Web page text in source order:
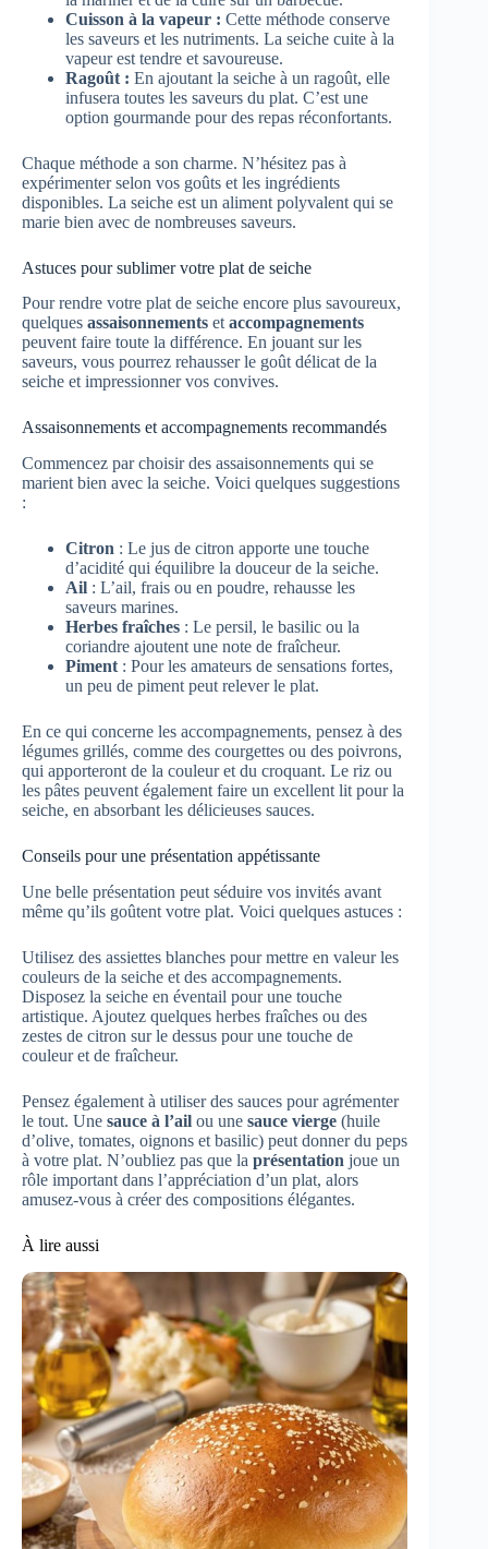
Cuisson à la vapeur : Cette méthode conserve
les saveurs et les nutriments. La seiche cuite à la
vapeur est tendre et savoureuse.
Ragoût : En ajoutant la seiche à un ragoût, elle
infusera toutes les saveurs du plat. C’est une
option gourmande pour des repas réconfortants.
Chaque méthode a son charme. N’hésitez pas à
expérimenter selon vos goûts et les ingrédients
disponibles. La seiche est un aliment polyvalent qui se
marie bien avec de nombreuses saveurs.
Astuces pour sublimer votre plat de seiche
Pour rendre votre plat de seiche encore plus savoureux,
quelques assaisonnements et accompagnements
peuvent faire toute la différence. En jouant sur les
saveurs, vous pourrez rehausser le goût délicat de la
seiche et impressionner vos convives.
Assaisonnements et accompagnements recommandés
Commencez par choisir des assaisonnements qui se
marient bien avec la seiche. Voici quelques suggestions
:
Citron : Le jus de citron apporte une touche
d’acidité qui équilibre la douceur de la seiche.
Ail : L’ail, frais ou en poudre, rehausse les
saveurs marines.
Herbes fraîches : Le persil, le basilic ou la
coriandre ajoutent une note de fraîcheur.
Piment : Pour les amateurs de sensations fortes,
un peu de piment peut relever le plat.
En ce qui concerne les accompagnements, pensez à des
légumes grillés, comme des courgettes ou des poivrons,
qui apporteront de la couleur et du croquant. Le riz ou
les pâtes peuvent également faire un excellent lit pour la
seiche, en absorbant les délicieuses sauces.
Conseils pour une présentation appétissante
Une belle présentation peut séduire vos invités avant
même qu’ils goûtent votre plat. Voici quelques astuces :
Utilisez des assiettes blanches pour mettre en valeur les
couleurs de la seiche et des accompagnements.
Disposez la seiche en éventail pour une touche
artistique. Ajoutez quelques herbes fraîches ou des
zestes de citron sur le dessus pour une touche de
couleur et de fraîcheur.
Pensez également à utiliser des sauces pour agrémenter
le tout. Une sauce à l’ail ou une sauce vierge (huile
d’olive, tomates, oignons et basilic) peut donner du peps
à votre plat. N’oubliez pas que la présentation joue un
rôle important dans l’appréciation d’un plat, alors
amusez-vous à créer des compositions élégantes.
À lire aussi